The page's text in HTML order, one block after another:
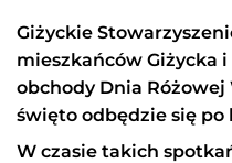
Giżyckie
mieszkańców Giżycka
obchody Dnia Różowej
święto odbędzie się po
W czasie takich